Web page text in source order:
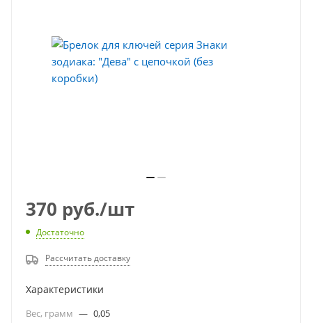
370 руб./шт
Достаточно
Рассчитать доставку
Характеристики
Вес, грамм — 0,05